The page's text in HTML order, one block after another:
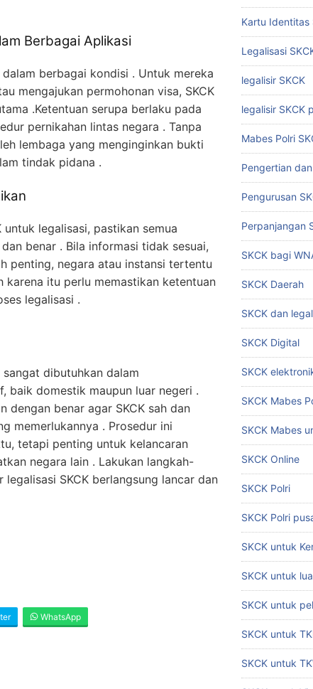
Berbagai Aplikasi
berbagai kondisi . Untuk mereka
mengajukan permohonan visa, SKCK
.Ketentuan serupa berlaku pada
pernikahan lintas negara . Tanpa
lembaga yang menginginkan bukti
tindak pidana .
untuk legalisasi, pastikan semua
benar . Bila informasi tidak sesuai,
penting, negara atau instansi tertentu
karena itu perlu memastikan ketentuan
legalisasi .
dibutuhkan dalam
baik domestik maupun luar negeri .
dengan benar agar SKCK sah dan
memerlukannya . Prosedur ini
tetapi penting untuk kelancaran
negara lain . Lakukan langkah-
SKCK berlangsung lancar dan
WhatsApp
Kartu Identitas
Legalisasi
legalisir SKCK
legalisir SKCK
Mabes Polri
Pengertian
Pengurusan
Perpanjangan
SKCK bagi
SKCK Daerah
SKCK dan
SKCK Digital
SKCK
SKCK Mabes
SKCK Mabes
SKCK Online
SKCK Polri
SKCK Polri
SKCK untuk
SKCK untuk
SKCK untuk
SKCK untuk
SKCK untuk